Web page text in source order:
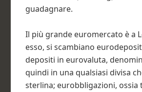
guadagnare.
Il più grande euromercato è a
esso, si scambiano
depositi in eurovaluta,
quindi in una qualsiasi divisa
sterlina; eurobbligazioni, ossia